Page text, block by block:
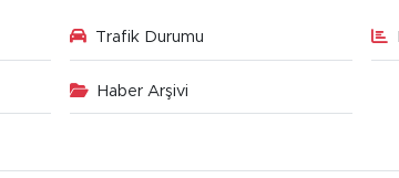
Trafik Durumu
Haber Arşivi